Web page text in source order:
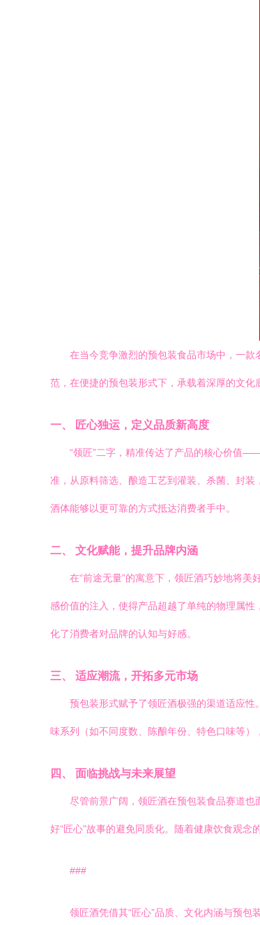
在当今竞争激烈的预包装食品市场中，一款
范，在便捷的预包装形式下，承载着深厚的文化
一、 匠心独运，定义品质新高度
“领匠”二字，精准传达了产品的核心价值
准，从原料筛选、酿造工艺到灌装、杀菌、封
酒体能够以更可靠的方式抵达消费者手中。
二、 文化赋能，提升品牌内涵
在“前途无量”的寓意下，领匠酒巧妙地将
感价值的注入，使得产品超越了单纯的物理属性
化了消费者对品牌的认知与好感。
三、 适应潮流，开拓多元市场
预包装形式赋予了领匠酒极强的渠道适应
味系列（如不同度数、陈酿年份、特色口味等）
四、 面临挑战与未来展望
尽管前景广阔，领匠酒在预包装食品赛道
好“匠心”故事的避免同质化。随着健康饮食观念
###
领匠酒凭借其“匠心”品质、文化内涵与预